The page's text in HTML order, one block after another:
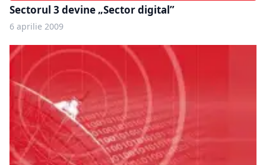
Sectorul 3 devine „Sector digital”
6 aprilie 2009